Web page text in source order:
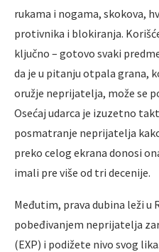
rukama i nogama, skokova,
protivnika i blokiranja.
ključno – gotovo svaki
da je u pitanju otpala grana,
oružje neprijatelja, može se
Osećaj udarca je izuzetno
posmatranje neprijatelja
preko celog ekrana donosi
imali pre više od tri decenije.
Međutim, prava dubina leži u
pobeđivanjem neprijatelja
(EXP) i podižete nivo svog